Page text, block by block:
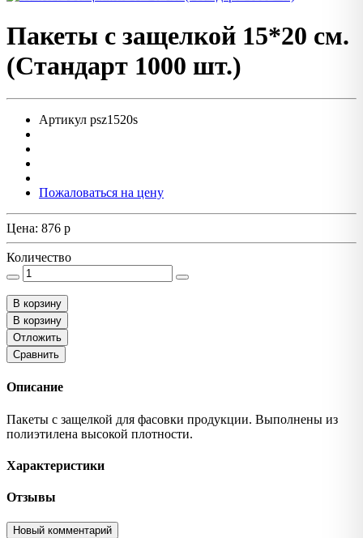
Пакеты с защелкой 15*20 см.
(Стандарт 1000 шт.)
Артикул psz1520s
Пожаловаться на цену
Цена: 876 p
Количество
В корзину
В корзину
Отложить
Сравнить
Описание
Пакеты с защелкой для фасовки продукции. Выполнены из
полиэтилена высокой плотности.
Характеристики
Отзывы
Новый комментарий